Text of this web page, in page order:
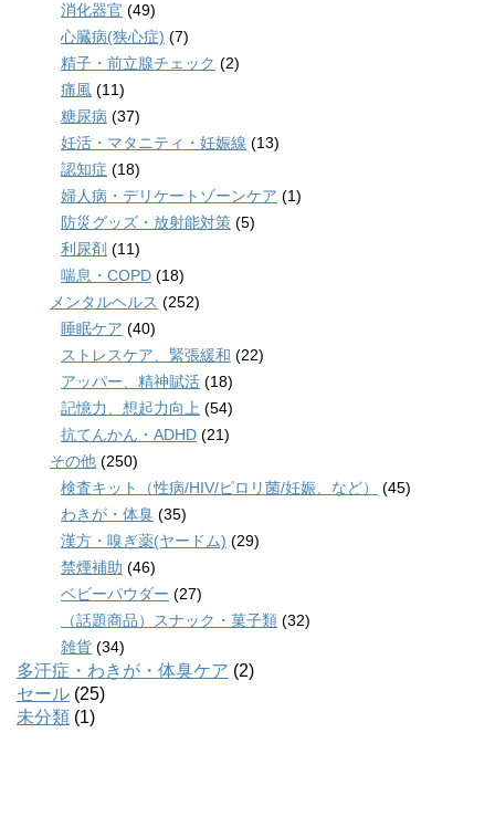
消化器官 (49)
心臓病(狭心症) (7)
精子・前立腺チェック (2)
痛風 (11)
糖尿病 (37)
妊活・マタニティ・妊娠線 (13)
認知症 (18)
婦人病・デリケートゾーンケア (1)
防災グッズ・放射能対策 (5)
利尿剤 (11)
喘息・COPD (18)
メンタルヘルス (252)
睡眠ケア (40)
ストレスケア、緊張緩和 (22)
アッパー、精神賦活 (18)
記憶力、想起力向上 (54)
抗てんかん・ADHD (21)
その他 (250)
検査キット（性病/HIV/ピロリ菌/妊娠、など）
(45)
わきが・体臭 (35)
漢方・嗅ぎ薬(ヤードム) (29)
禁煙補助 (46)
ベビーパウダー (27)
（話題商品）スナック・菓子類 (32)
雑貨 (34)
多汗症・わきが・体臭ケア (2)
セール (25)
未分類 (1)